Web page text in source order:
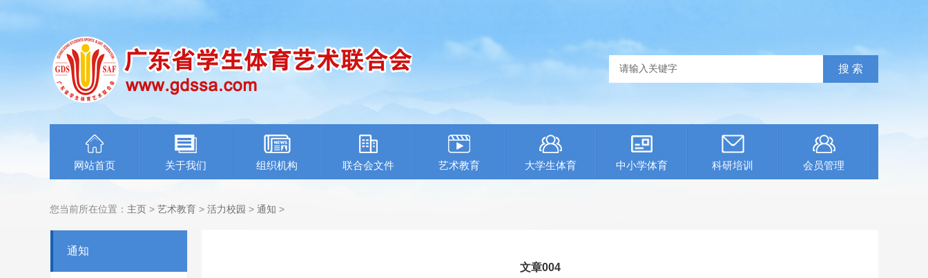
网站首页 关于我们 组织机构 联合会文件 艺术教育 大学生体育 中小学体育 科研培训 会员管理
您当前所在位置： 主页 > 艺术教育 > 活力校园 > 通知 >
通知
文章004